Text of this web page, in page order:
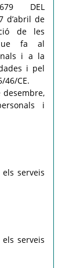
DEL
d’abril de
de les
fa al
i a la
i pel
46/CE.
desembre,
i
serveis
serveis